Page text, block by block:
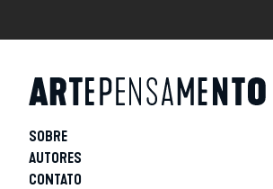
SOBRE
AUTORES
CONTATO